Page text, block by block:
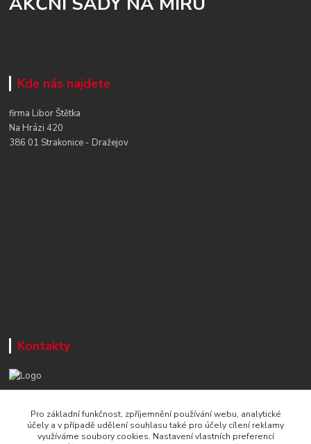
Kde nás najdete
firma Libor Štětka
Na Hrázi 420
386 01 Strakonice - Dražejov
Kontakty
Po-Čt, 8-16 hod./ Pá 8-13 hod.
Pro základní funkčnost, zpříjemnění používání webu, analytické
účely a v případě udělení souhlasu také pro účely cílení reklamy
využíváme soubory cookies. Nastavení vlastních preferencí